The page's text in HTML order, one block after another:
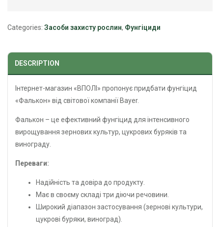
Categories: Засоби захисту рослин, Фунгіциди
DESCRIPTION
Інтернет-магазин «ВПОЛІ» пропонує придбати фунгіцид
«Фалькон» від світової компанії Bayer.
Фалькон – це ефективний фунгіцид для інтенсивного
вирощування зернових культур, цукрових буряків та
винограду.
Переваги:
Надійність та довіра до продукту.
Має в своєму складі три діючи речовини.
Широкий діапазон застосування (зернові культури,
цукрові буряки, виноград).